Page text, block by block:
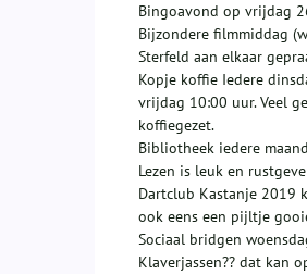
Bingoavond op vrijdag
Bijzondere filmmiddag
Sterfeld aan elkaar
Kopje koffie Iedere
vrijdag 10:00 uur. Veel
koffiegezet.
Bibliotheek iedere
Lezen is leuk en
Dartclub Kastanje 2019
ook eens een pijltje
Sociaal bridgen
Klaverjassen?? dat kan